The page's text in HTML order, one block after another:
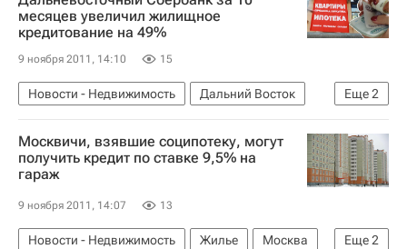
месяцев увеличил жилищное
кредитование на 49%
9 ноября 2011, 14:10 15
Еще2
Новости - Недвижимость
Дальний Восток
Ипотека
Россия
Москвичи, взявшие соципотеку, могут
получить кредит по ставке 9,5% на
гараж
9 ноября 2011, 14:07 13
Еще2
Новости - Недвижимость Жилье
Москва